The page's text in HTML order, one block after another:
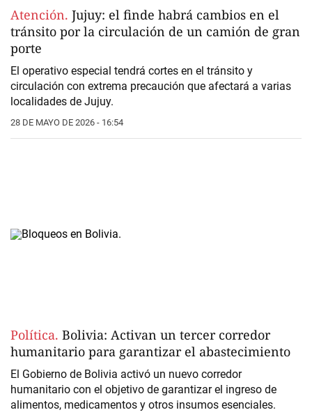
Atención. Jujuy: el finde habrá cambios en el
tránsito por la circulación de un camión de gran
porte
El operativo especial tendrá cortes en el tránsito y
circulación con extrema precaución que afectará a varias
localidades de Jujuy.
28 DE MAYO DE 2026 - 16:54
Política. Bolivia: Activan un tercer corredor
humanitario para garantizar el abastecimiento
El Gobierno de Bolivia activó un nuevo corredor
humanitario con el objetivo de garantizar el ingreso de
alimentos, medicamentos y otros insumos esenciales.